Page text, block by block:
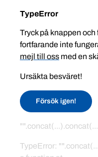
TypeError
Tryck på knappen
fortfarande inte
mejl till oss med en
Ursäkta besväret!
Försök igen!
TypeError: